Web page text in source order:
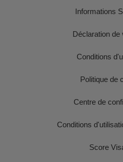
Informations
Déclaration de
Conditions
Politique de
Centre de
Conditions
Score